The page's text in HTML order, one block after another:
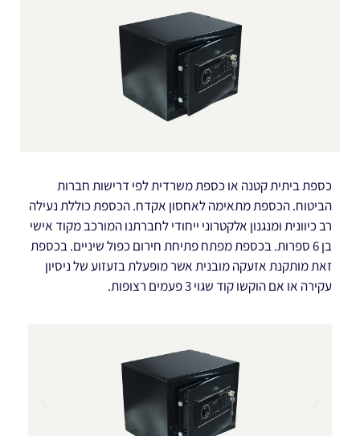
כספת ביתית קטנה או כספת משרדית לפי דרישות חברות
הביטוח. הכספת מתאימה לאחסון אקדח. הכספת כוללת נעילה
רב כיוונית ומנגנון אלקטרוני ייחודי לחברתנו המורכב מקוד אישי
בן 6 ספרות. בכספת מפתח פתיחת חירום כפול שיניים. בכספת
זאת מותקנת אזעקה מובנית אשר מופעלת בזעזוע של ניסיון
עקירה או אם הוקשו קוד שגוי 3 פעמים רצופות.